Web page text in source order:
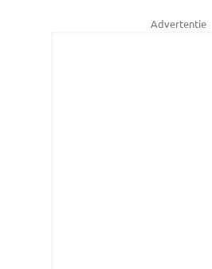
Advertentie